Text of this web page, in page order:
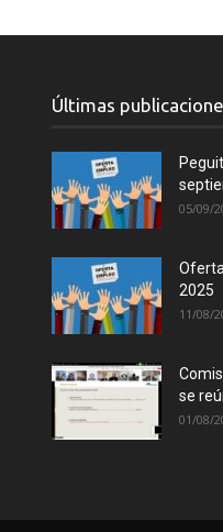
Últimas
05/09/
2025
11/08/
se
01/08/